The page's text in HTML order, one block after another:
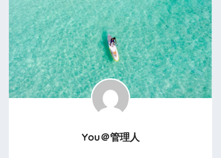
You＠管理人